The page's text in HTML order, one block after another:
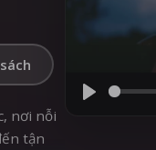
nơi nỗi
tận